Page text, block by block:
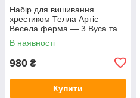
Набір для вишивання
хрестиком Телла Артіс
Весела ферма — 3 Вуса та
лапи Х-507
В наявності
980 ₴
Купити